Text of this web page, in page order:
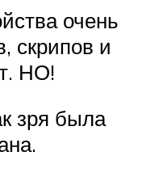
очень
скрипов и
НО!
зря была